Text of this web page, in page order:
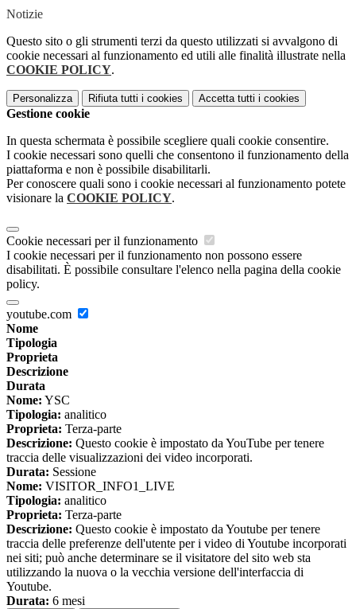
Notizie
Questo sito o gli strumenti terzi da questo utilizzati si avvalgono di
cookie necessari al funzionamento ed utili alle finalità illustrate nella
COOKIE POLICY.
Personalizza Rifiuta tutti i cookies Accetta tutti i cookies
Gestione cookie
In questa schermata è possibile scegliere quali cookie consentire.
I cookie necessari sono quelli che consentono il funzionamento della
piattaforma e non è possibile disabilitarli.
Per conoscere quali sono i cookie necessari al funzionamento potete
visionare la COOKIE POLICY.
Cookie necessari per il funzionamento
I cookie necessari per il funzionamento non possono essere
disabilitati. È possibile consultare l'elenco nella pagina della cookie
policy.
youtube.com
Nome
Tipologia
Proprieta
Descrizione
Durata
Nome: YSC
Tipologia: analitico
Proprieta: Terza-parte
Descrizione: Questo cookie è impostato da YouTube per tenere
traccia delle visualizzazioni dei video incorporati.
Durata: Sessione
Nome: VISITOR_INFO1_LIVE
Tipologia: analitico
Proprieta: Terza-parte
Descrizione: Questo cookie è impostato da Youtube per tenere
traccia delle preferenze dell'utente per i video di Youtube incorporati
nei siti; può anche determinare se il visitatore del sito web sta
utilizzando la nuova o la vecchia versione dell'interfaccia di
Youtube.
Durata: 6 mesi